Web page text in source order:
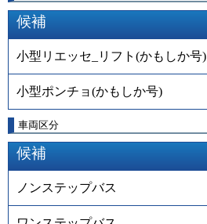
候補
小型リエッセ_リフト(かもしか号)
小型ポンチョ(かもしか号)
車両区分
候補
ノンステップバス